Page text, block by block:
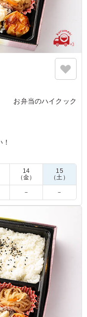
お弁当のハイクック
14
（金）
15
（土）
－ －